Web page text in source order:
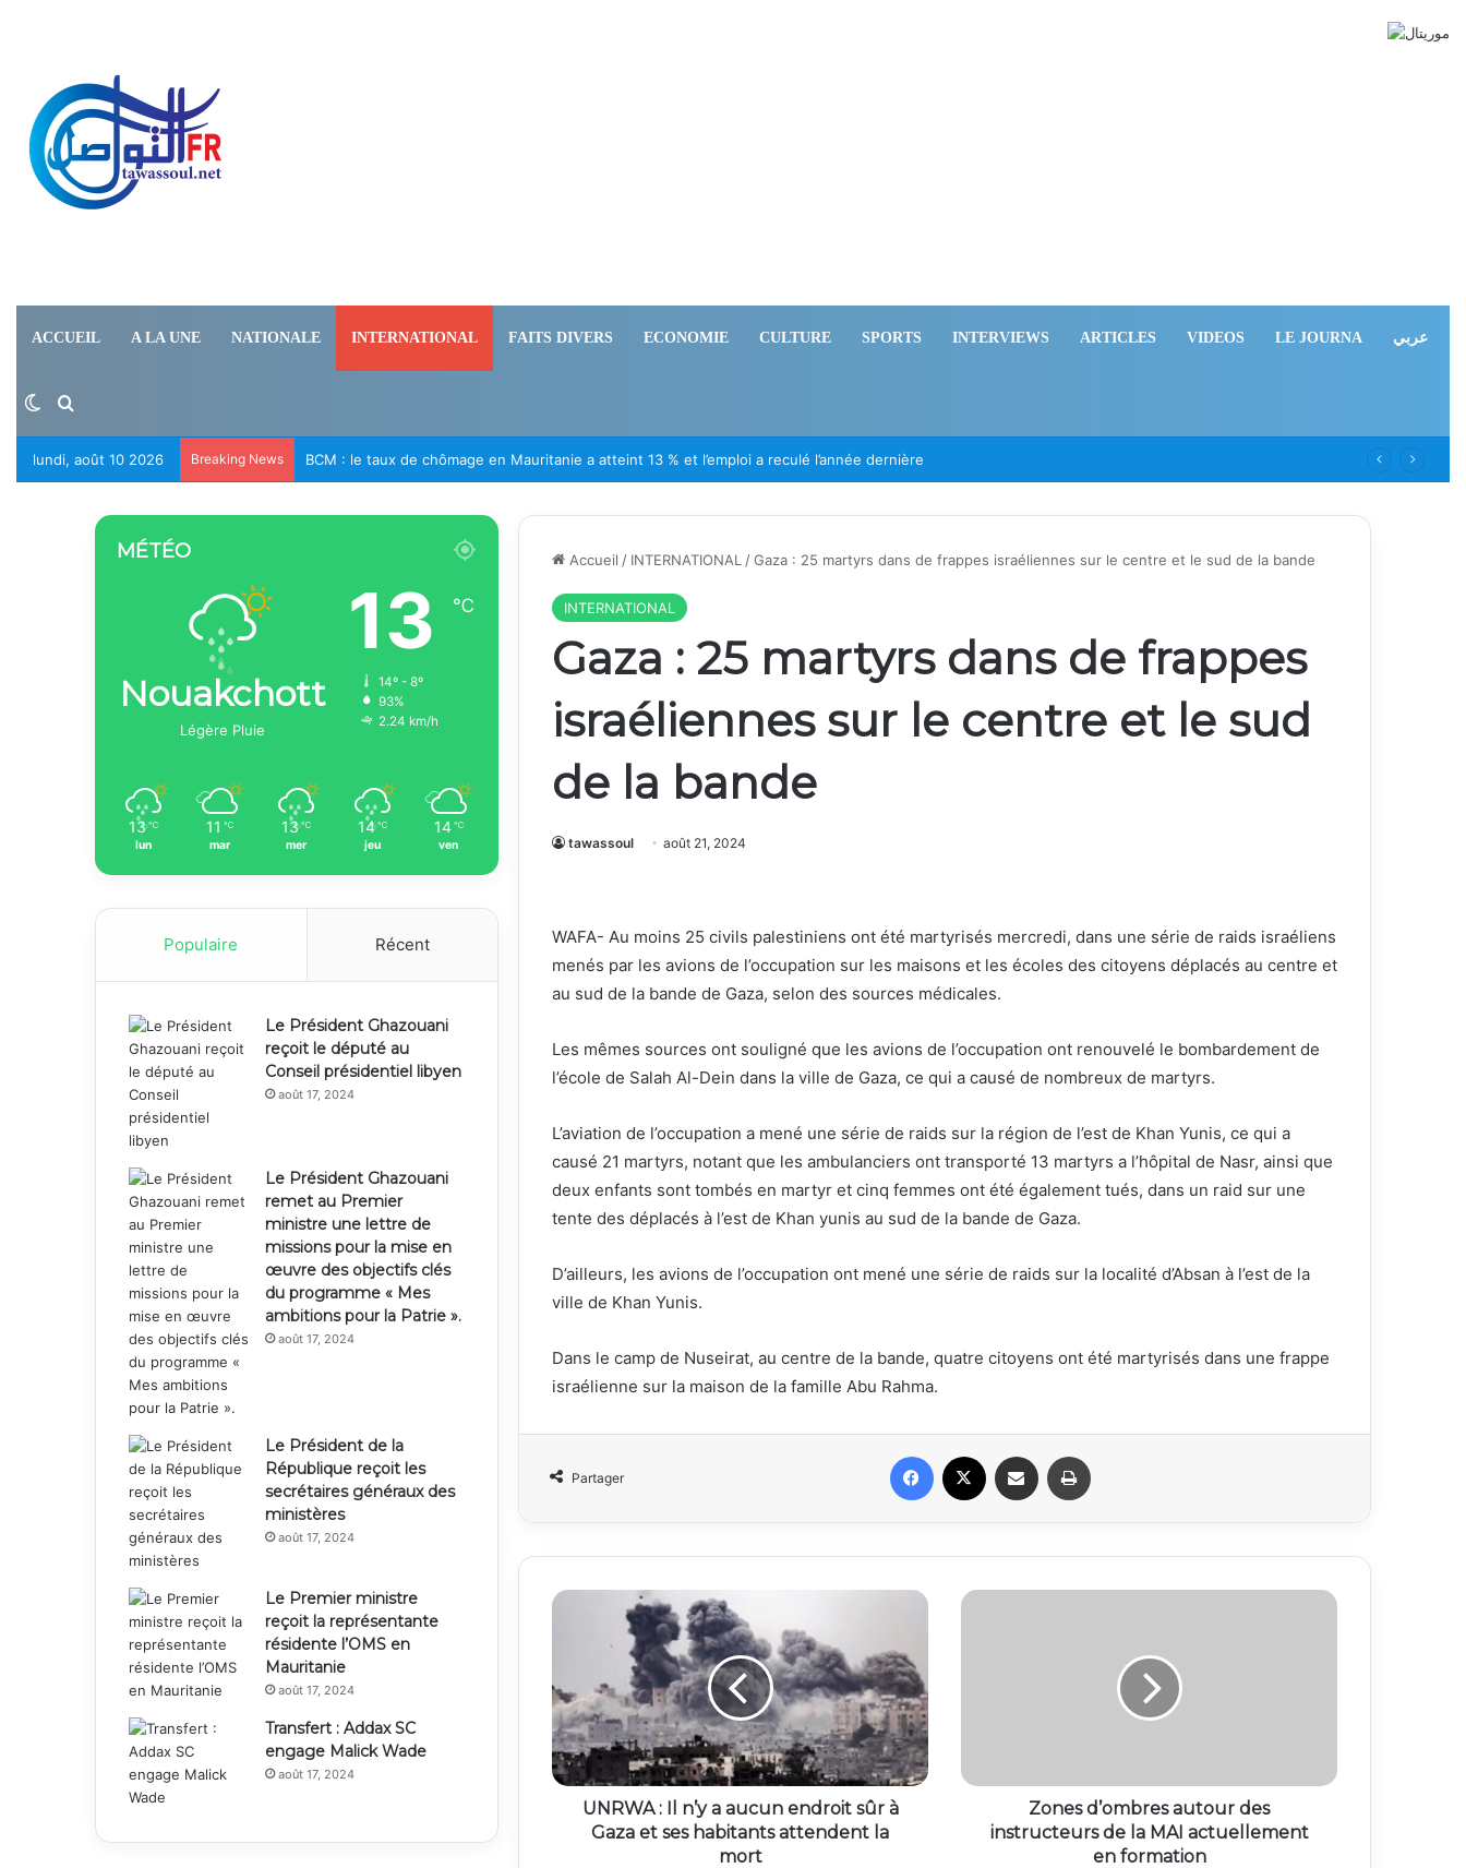
ACCUEIL A LA UNE NATIONALE INTERNATIONAL FAITS DIVERS ECONOMIE CULTURE SPORTS INTERVIEWS ARTICLES VIDEOS LE JOURNA عربي
Switch skin
Rechercher
lundi, août 10 2026 Breaking News BCM : le taux de chômage en Mauritanie a atteint 13 % et l’emploi a reculé l’année dernière
Accueil / INTERNATIONAL /Gaza : 25 martyrs dans de frappes israéliennes sur le centre et le sud de la bande
INTERNATIONAL
Gaza : 25 martyrs dans de frappes
israéliennes sur le centre et le sud
de la bande
tawassoul août 21, 2024
WAFA- Au moins 25 civils palestiniens ont été martyrisés mercredi, dans une série de raids israéliens
menés par les avions de l’occupation sur les maisons et les écoles des citoyens déplacés au centre et
au sud de la bande de Gaza, selon des sources médicales.
Les mêmes sources ont souligné que les avions de l’occupation ont renouvelé le bombardement de
l’école de Salah Al-Dein dans la ville de Gaza, ce qui a causé de nombreux de martyrs.
L’aviation de l’occupation a mené une série de raids sur la région de l’est de Khan Yunis, ce qui a
causé 21 martyrs, notant que les ambulanciers ont transporté 13 martyrs a l’hôpital de Nasr, ainsi que
deux enfants sont tombés en martyr et cinq femmes ont été également tués, dans un raid sur une
tente des déplacés à l’est de Khan yunis au sud de la bande de Gaza.
D’ailleurs, les avions de l’occupation ont mené une série de raids sur la localité d’Absan à l’est de la
ville de Khan Yunis.
Dans le camp de Nuseirat, au centre de la bande, quatre citoyens ont été martyrisés dans une frappe
israélienne sur la maison de la famille Abu Rahma.
Partager
Facebook Partager par email
UNRWA : Il n’y a aucun endroit sûr à
Gaza et ses habitants attendent la
mort
Zones d’ombres autour des
instructeurs de la MAI actuellement
en formation
MÉTÉO
Nouakchott
Légère Pluie
13 ℃
14º - 8º
93%
2.24 km/h
13 ℃
lun
11 ℃
mar
13 ℃
mer
14 ℃
jeu
14 ℃
ven
Populaire Récent
Le Président Ghazouani
reçoit le député au
Conseil présidentiel libyen
août 17, 2024
Le Président Ghazouani
remet au Premier
ministre une lettre de
missions pour la mise en
œuvre des objectifs clés
du programme « Mes
ambitions pour la Patrie ».
août 17, 2024
Le Président de la
République reçoit les
secrétaires généraux des
ministères
août 17, 2024
Le Premier ministre
reçoit la représentante
résidente l’OMS en
Mauritanie
août 17, 2024
Transfert : Addax SC
engage Malick Wade
août 17, 2024